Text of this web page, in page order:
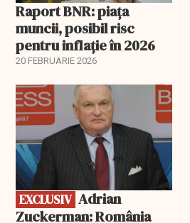
Raport BNR: piața
muncii, posibil risc
pentru inflație în 2026
20 FEBRUARIE 2026
EXCLUSIV
EXCLUSIV
Zuckerman: România